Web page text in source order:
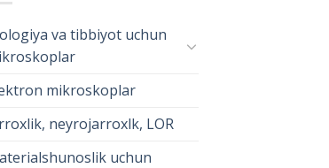
va tibbiyot uchun
mikroskoplar
neyrojarroxlk, LOR
uchun